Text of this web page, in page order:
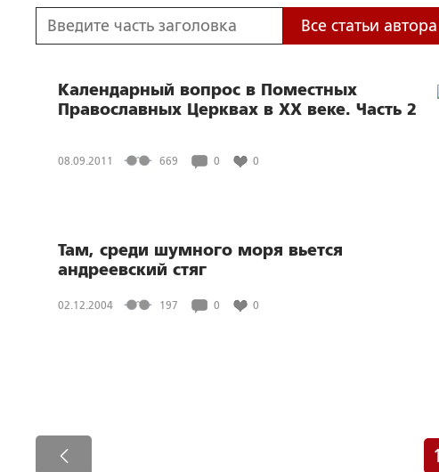
Все статьи автора
Календарный вопрос в Поместных
Православных Церквах в XX веке. Часть 2
08.09.2011 669 0 0
Там, среди шумного моря вьется
андреевский стяг
02.12.2004 197 0 0
1